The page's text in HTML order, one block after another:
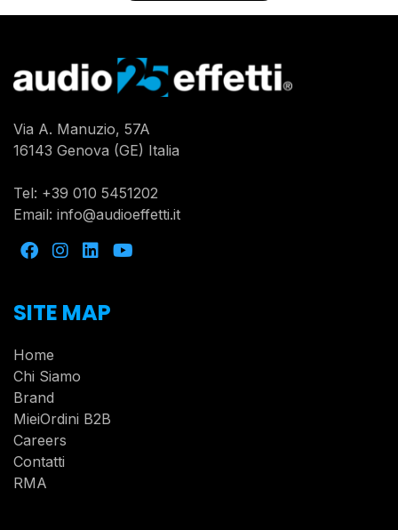
Via A. Manuzio, 57A
16143 Genova (GE) Italia
Tel: +39 010 5451202
Email: info@audioeffetti.it
SITE MAP
Home
Chi Siamo
Brand
MieiOrdini B2B
Careers
Contatti
RMA